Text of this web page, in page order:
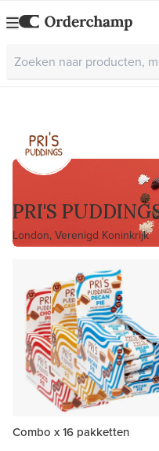
PRI'S
London, Verenigd Koninkrijk
Combo x 16 pakketten